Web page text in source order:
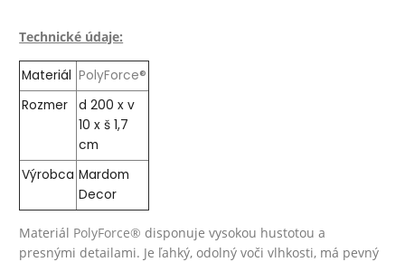
Technické údaje:
Materiál PolyForce®
Rozmer
d 200 x v
10 x š 1,7
cm
Výrobca Mardom
Decor
Materiál PolyForce® disponuje vysokou hustotou a
presnými detailami. Je ľahký, odolný voči vlhkosti, má pevný